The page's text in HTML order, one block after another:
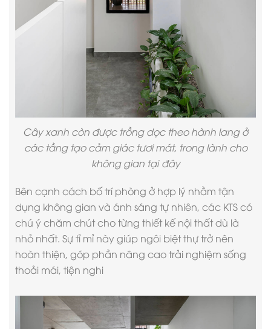
Cây xanh còn được trồng dọc theo hành lang ở
các tầng tạo cảm giác tươi mát, trong lành cho
không gian tại đây
Bên cạnh cách bố trí phòng ở hợp lý nhằm tận
dụng không gian và ánh sáng tự nhiên, các KTS có
chú ý chăm chút cho từng thiết kế nội thấtdù là
nhỏ nhất. Sự tỉ mỉ này giúp ngôi biệt thự trở nên
hoàn thiện, góp phần nâng cao trải nghiệm sống
thoải mái, tiện nghi